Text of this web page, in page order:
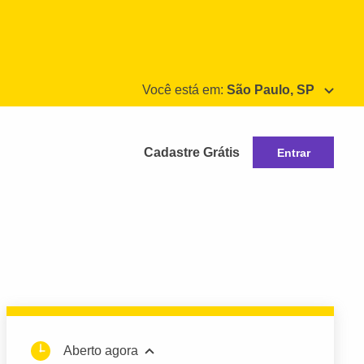
Você está em: São Paulo, SP
Cadastre Grátis Entrar
Aberto agora